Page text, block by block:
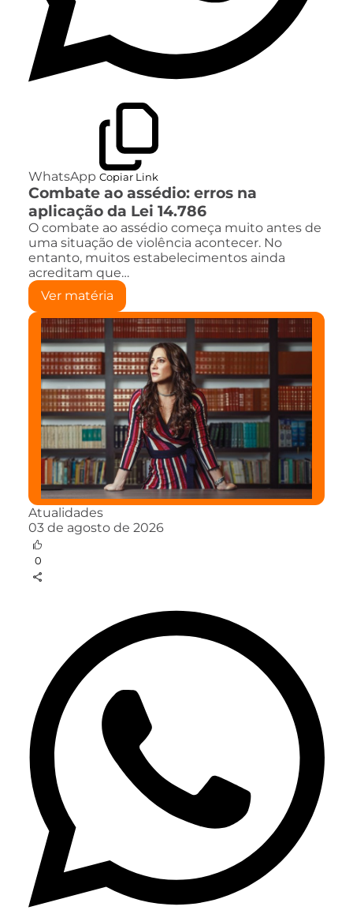
WhatsApp Copiar Link
Combate ao assédio: erros na
aplicação da Lei 14.786
O combate ao assédio começa muito antes de
uma situação de violência acontecer. No
entanto, muitos estabelecimentos ainda
acreditam que…
Ver matéria
Atualidades
03 de agosto de 2026
0